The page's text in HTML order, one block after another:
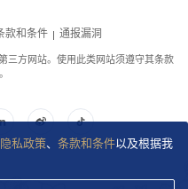
隐私政策、 条款和条件以及根据我